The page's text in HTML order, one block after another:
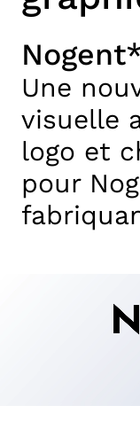
Une
visuelle
logo et
pour